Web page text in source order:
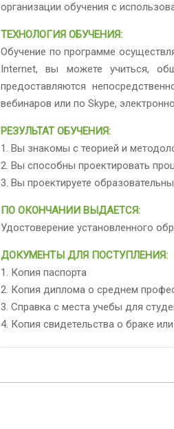
организации обучения с
ТЕХНОЛОГИЯ ОБУЧЕНИЯ:
Обучение по программе
Internet, вы можете учиться,
предоставляются
вебинаров или по Skype,
РЕЗУЛЬТАТ ОБУЧЕНИЯ:
1. Вы знакомы с теорией и
2. Вы способны проектировать
3. Вы проектируете
ПО ОКОНЧАНИИ ВЫДАЕТСЯ:
Удостоверение установленного
ДОКУМЕНТЫ ДЛЯ ПОСТУПЛЕНИЯ:
1. Копия паспорта
2. Копия диплома о среднем
3. Справка с места учебы для
4. Копия свидетельства о браке